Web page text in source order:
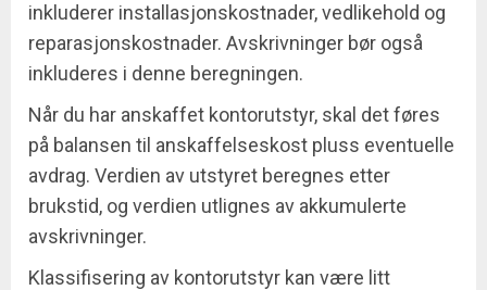
inkluderer installasjonskostnader, vedlikehold og
reparasjonskostnader. Avskrivninger bør også
inkluderes i denne beregningen.
Når du har anskaffet kontorutstyr, skal det føres
på balansen til anskaffelseskost pluss eventuelle
avdrag. Verdien av utstyret beregnes etter
brukstid, og verdien utlignes av akkumulerte
avskrivninger.
Klassifisering av kontorutstyr kan være litt